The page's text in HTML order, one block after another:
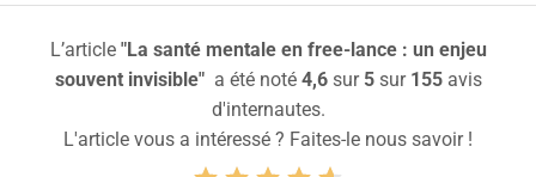
L’article "La santé mentale en free-lance : un enjeu
souvent invisible"a été noté 4,6sur 5sur 155avis
d'internautes.
L'article vous a intéressé ? Faites-le nous savoir !